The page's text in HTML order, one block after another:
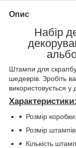
Опис
Набір
Штампи для
шедеврів. Зробіть
використовується у
Характеристики:
Розмір
Розмір
Кількість